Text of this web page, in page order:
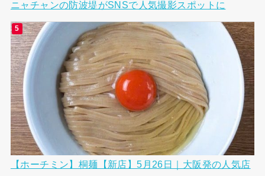
ニャチャンの防波堤がSNSで人気撮影スポットに
【ホーチミン】桐麺【新店】5月26日｜大阪発の人気店